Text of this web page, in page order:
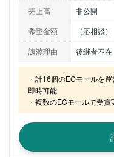
売上高
非公開
希望金額
（応相談）
譲渡理由
後継者不在
・計16個のECモールを
即時可能
・複数のECモールで受賞